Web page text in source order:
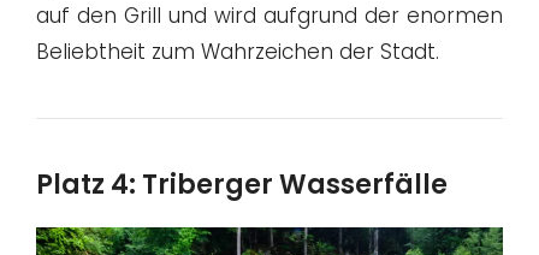
auf den Grill und wird aufgrund der enormen
Beliebtheit zum Wahrzeichen der Stadt.
Platz 4: Triberger Wasserfälle